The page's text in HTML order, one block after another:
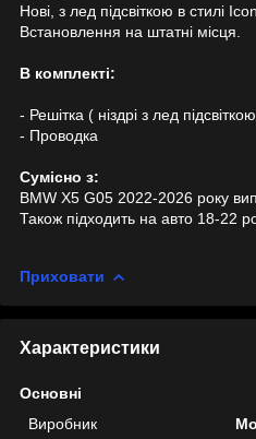
Нові, з лед підсвіткою в стилі
Встановлення на штатні місця.
В комплекті:
- Решітка ( ніздрі з лед
- Проводка
Cумісно з:
BMW X5 G05 2022-2026 року
Також підходить на авто 18-22
Приховати
Характеристики
Основні
Виробник